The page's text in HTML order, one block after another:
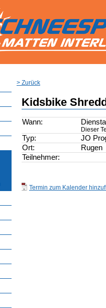
> Zurück
Kidsbike
Wann:
Dieser
Typ:
JO
Ort:
Rugen
Teilnehmer:
Termin zum Kalender